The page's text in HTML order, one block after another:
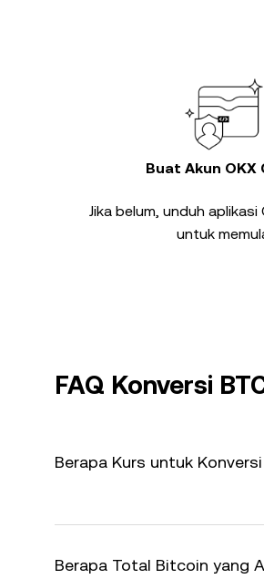
Buat Akun OKX
Jika belum, unduh
untuk
FAQ Konversi
Berapa Kurs untuk
Berapa Total Bitcoin yang